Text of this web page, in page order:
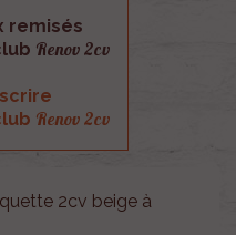
remisés
Renov 2cv
Renov 2cv
2cv beige à